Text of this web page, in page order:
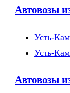
Автовозы
Усть-
Усть-
Автовозы